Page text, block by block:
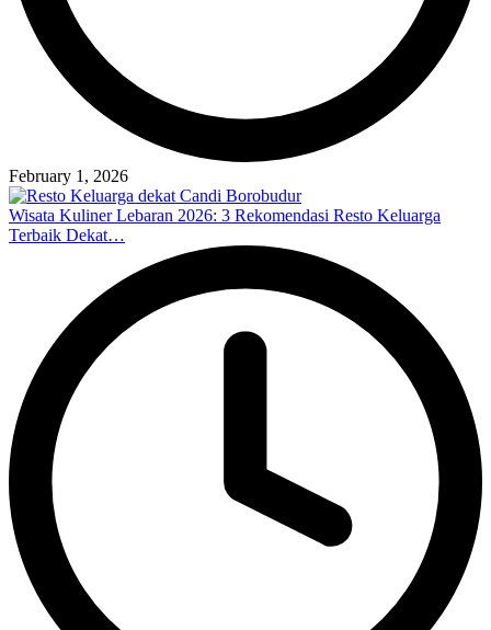
February 1, 2026
Wisata Kuliner Lebaran 2026: 3 Rekomendasi Resto Keluarga
Terbaik Dekat…